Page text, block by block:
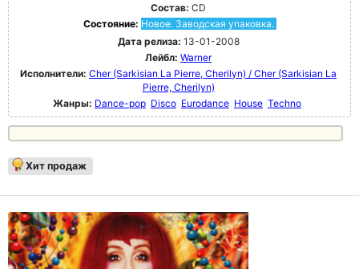
Состав: CD
Состояние: Новое. Заводская упаковка.
Дата релиза: 13-01-2008
Лейбл: Warner
Исполнители: Cher (Sarkisian La Pierre, Cherilyn) / Cher (Sarkisian La
Pierre, Cherilyn)
Жанры: Dance-pop Disco Eurodance House Techno
Хит продаж